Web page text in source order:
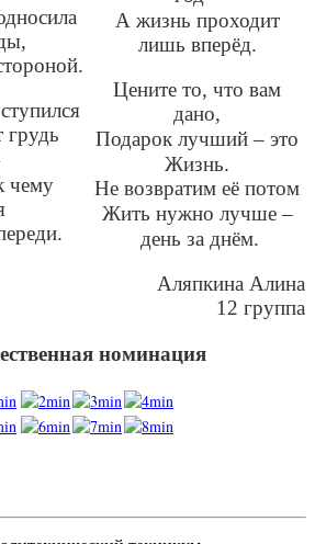
грудь
чему
А жизнь проходит
лишь вперёд.
Цените то, что вам
дано,
Подарок лучший– это
Жизнь.
Не возвратим её потом
Жить нужно лучше–
день за днём.
Аляпкина Алина
12 группа
номинация